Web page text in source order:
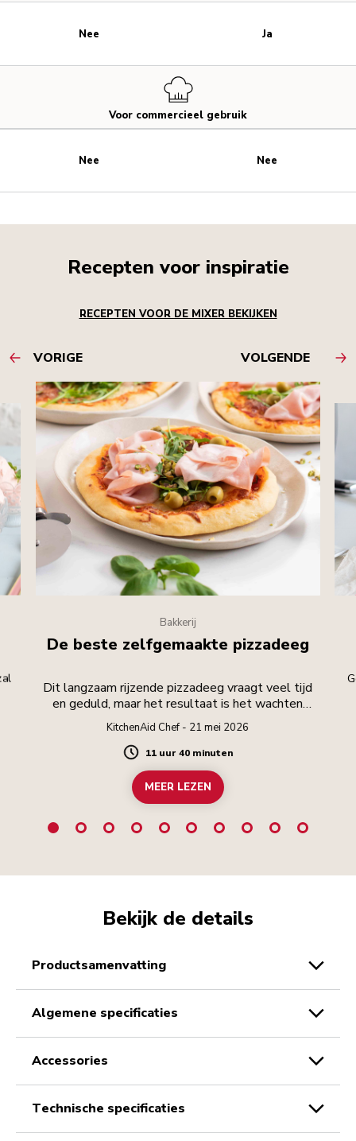
Voor commercieel gebruik
Nee
Nee
Ja
Nee
Recepten voor inspiratie
RECEPTEN VOOR DE MIXER BEKIJKEN
VORIGE VOLGENDE
Bakkerij
De beste zelfgemaakte pizzadeeg
Dit langzaam rijzende pizzadeeg vraagt veel tijd
en geduld, maar het resultaat is het wachten
waard.
KitchenAid Chef - 21 mei 2026
Duration
11 uur 40 minuten
MEER LEZEN
Bekijk de details
productsamenvatting
algemene specificaties
accessories
technische specificaties